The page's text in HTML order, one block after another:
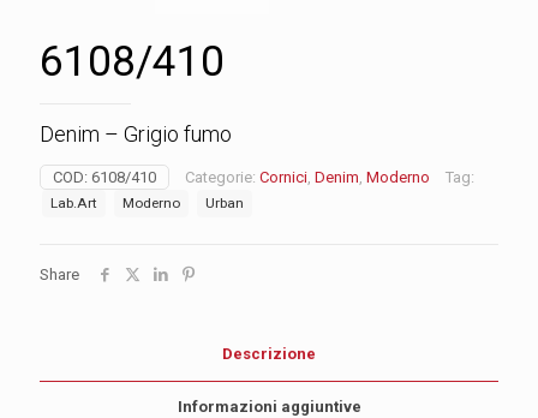
6108/410
Denim – Grigio fumo
COD: 6108/410 Categorie: Cornici, Denim, Moderno Tag:
Lab.Art Moderno Urban
Share
Descrizione
Informazioni aggiuntive